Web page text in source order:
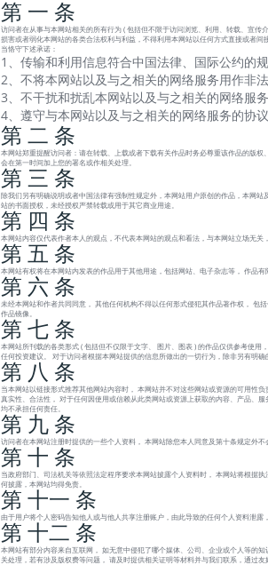
第 一 条
访问者在从事与本网站相关的所有行为 ( 包括但不限于访问浏览、利用、转载、宣传
损害或者弱化本网站的各类合法权利与利益，不得利用本网站以任何方式直接或者
当恪守下述承诺：
1、传输和利用信息符合中国法律、国际公约的
2、不将本网站以及与之相关的网络服务用作非
3、不干扰和扰乱本网站以及与之相关的网络服
4、遵守与本网站以及与之相关的网络服务的协
第 二 条
本网站郑重提醒访问者：请在转载、上载或者下载有关作品时务必尊重该作品的版
会在第一时间加上您的署名或作相关处理。
第 三 条
除我们另有明确说明或者中国法律有强制性规定外，本网站用户原创的作品，本网
站的书面授权，未经授权严禁转载或用于其它商业用途。
第 四 条
本网站内容仅代表作者本人的观点，不代表本网站的观点和看法，与本网站立场无关
第 五 条
本网站有权将在本网站内发表的作品用于其他用途，包括网站、电子杂志等， 作品
第 六 条
未经本网站和作者共同同意， 其他任何机构不得以任何形式侵犯其作品著作权， 包
作品镜像。
第 七 条
本网站所刊载的各类形式 ( 包括但不仅限于文字、 图片、图表 ) 的作品仅供参考使
任何投资建议。 对于访问者根据本网站提供的信息所做出的一切行为，除非另有明
第 八 条
当本网站以链接形式推荐其他网站内容时， 本网站并不对这些网站或资源的可用性
真实性、合法性， 对于任何因使用或信赖从此类网站或资源上获取的内容、产品、
均不承担任何责任。
第 九 条
访问者在本网站注册时提供的一些个人资料， 本网站除您本人同意及第十条规定外
第 十 条
当政府部门、司法机关等依照法定程序要求本网站披露个人资料时， 本网站将根据
何披露，本网站均得免责。
第 十一 条
由于用户将个人密码告知他人或与他人共享注册账户，由此导致的任何个人资料泄露
第 十二 条
本网站有部分内容来自互联网， 如无意中侵犯了哪个媒体、公司、企业或个人等的
关处理，若有涉及版权费等问题， 请及时提供相关证明等材料并与我们联系，通过